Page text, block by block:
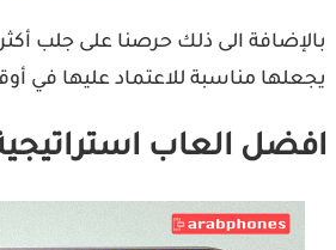
بالإضافة الى ذلك حرصنا على جلب
يجعلها مناسبة للاعتماد عليها في
افضل العاب استراتيجية